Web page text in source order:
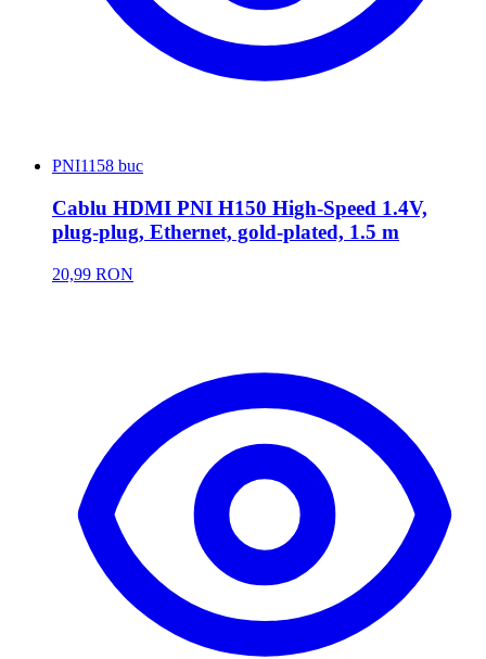
PNI1158 buc
Cablu HDMI PNI H150 High-Speed 1.4V,
plug-plug, Ethernet, gold-plated, 1.5 m
20,99 RON